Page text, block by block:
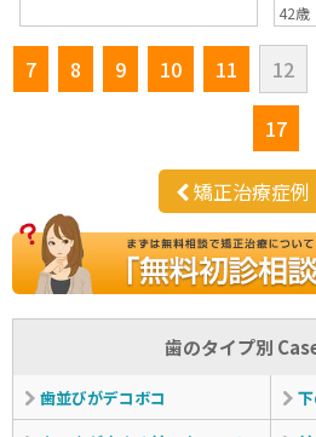
42
7 8 9 10 11 12
17
矯正治療症例
歯のタイプ別
歯並びがデコボコ